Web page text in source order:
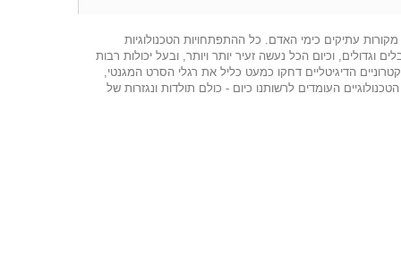
עתיקים כימי האדם. כל ההתפתחויות הטכנולוגיות
וכיום הכל נעשה זעיר יותר ויותר, ובעל יכולות רבות
הדיגיטליים דחקו כמעט כליל את רגלי הסרט המגנטי,
העומדים לרשותנו כיום - כולם תולדות ונגזרות של